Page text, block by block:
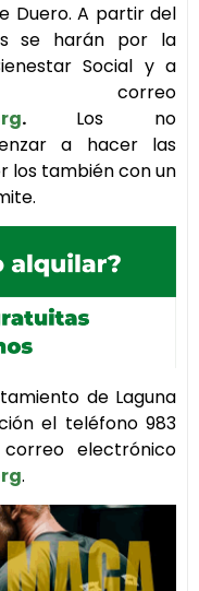
Duero. A partir del
se harán por la
Social y a
correo
. Los no
a hacer las
los también con un
de Laguna
el teléfono 983
electrónico
.